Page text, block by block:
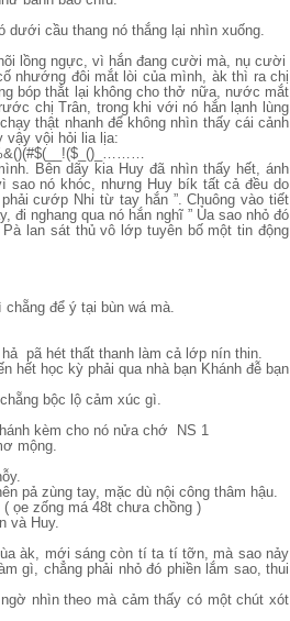
dưới cầu thang nó thắng lại nhìn xuống.
lồng ngực, vì hắn đang cười mà, nụ cười
nhướng đôi mắt lòi của mình, àk thì ra chị
bóp thắt lại không cho thở nữa, nước mắt
chị Trân, trong khi với nó hắn lạnh lùng
thật nhanh để không nhìn thấy cái cảnh
vậy vội hỏi lia lịa:
Bên dãy kia Huy đã nhìn thấy hết, ánh
sao nó khóc, nhưng Huy bík tất cả đều do
cướp Nhi từ tay hắn ”. Chuông vào tiết
nghang qua nó hắn nghĩ ” Ủa sao nhỏ đó
lan sát thủ vô lớp tuyên bố một tin động
để ý tại bùn wá mà.
pã hét thất thanh làm cả lớp nín thin.
hết học kỳ phải qua nhà bạn Khánh đễ bạn
bộc lộ cảm xúc gì.
kèm cho nó nửa chớ NS 1
mộng.
pả zùng tay, mặc dù nội công thâm hậu.
ọe zống má 48t chưa chồng )
và Huy.
àk, mới sáng còn tí ta tí tỡn, mà sao nảy
gì, chẳng phải nhỏ đó phiền lắm sao, thui
nhìn theo mà cảm thấy có một chút xót